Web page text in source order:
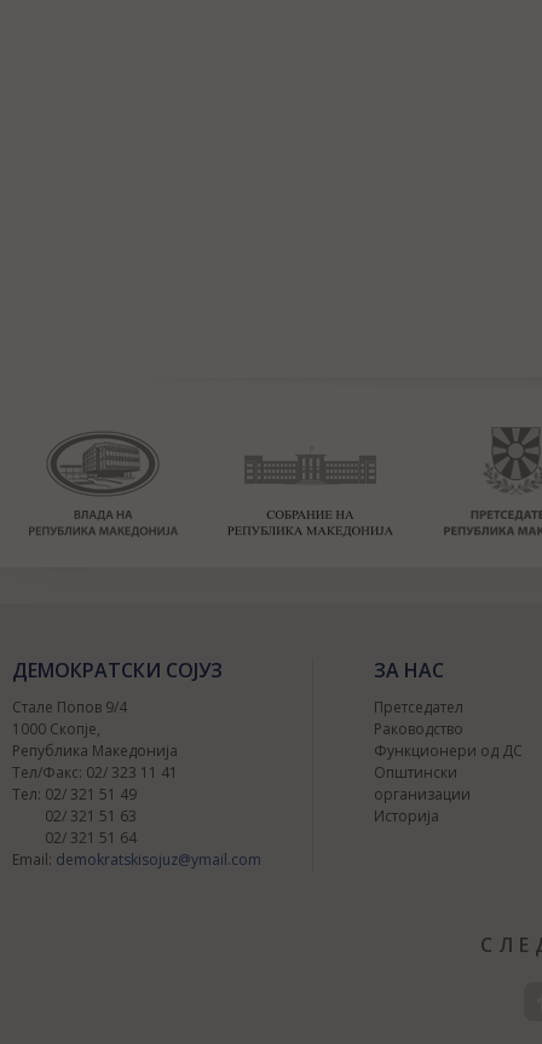
ДЕМОКРАТСКИ СОЈУЗ
Стале Попов 9/4
1000 Скопје,
Република Македонија
Тел/Факс: 02/ 323 11 41
Тел: 02/ 321 51 49
02/ 321 51 63
02/ 321 51 64
Email: demokratskisojuz@ymail.com
ЗА НАС
Претседател
Раководство
Функционери од ДС
Општински
организации
Историја